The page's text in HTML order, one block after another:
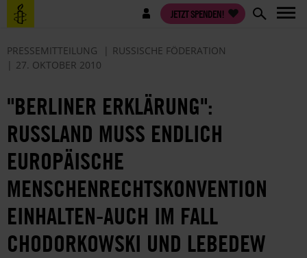
Direkt
zum
Benutzermenü JETZT SPENDEN!
PRESSEMITTEILUNG
RUSSISCHE FÖDERATION
27. OKTOBER 2010
"BERLINER ERKLÄRUNG":
RUSSLAND MUSS ENDLICH
EUROPÄISCHE
MENSCHENRECHTSKONVENTION
EINHALTEN-AUCH IM FALL
CHODORKOWSKI UND LEBEDEW